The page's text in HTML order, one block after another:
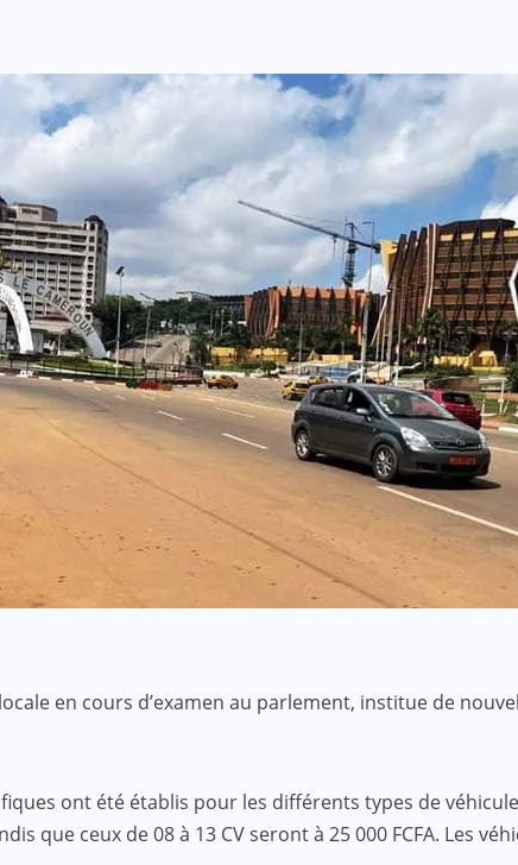
en cours d’examen au parlement, institue de
ont été établis pour les différents types de
que ceux de 08 à 13 CV seront à 25 000 FCFA. Les